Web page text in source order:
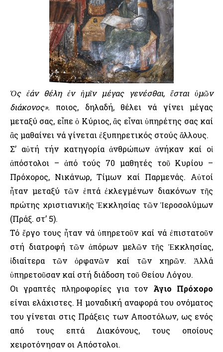
Ὁς ἐάν θέλη ἐν ἡμῖν μέγας γενέσθαι, ἔσται ὑμῶν
διάκονος». Ὅποιος, δηλαδή, θέλει νά γίνει μέγας
μεταξύ σας, εἶπε ὁ Κύριος, ἂς εἶναι ὑπηρέτης σας καί
ἂς μαθαίνει νά γίνεται ἐξυπηρετικός στούς ἄλλους.
Σ’ αὐτή τήν κατηγορία ἀνθρώπων ἀνήκαν καί οἱ
ἀπόστολοι – ἀπό τούς 70 μαθητές τοῦ Κυρίου –
Πρόχορος, Νικάνωρ, Τίμων καί Παρμενάς. Αὐτοί
ἦταν μεταξύ τῶν ἑπτά ἐκλεγμένων διακόνων τῆς
πρώτης χριστιανικῆς Ἐκκλησίας τῶν Ἱεροσολύμων
(Πράξ. στ’ 5).
Τό ἔργο τους ἦταν νά ὑπηρετοῦν καί νά ἐπιστατοῦν
στή διατροφή τῶν ἀπόρων μελῶν τῆς Ἐκκλησίας,
ἰδιαίτερα τῶν ὀρφανῶν καί τῶν χηρῶν. Ἀλλά
ὑπηρετοῦσαν καί στή διάδοση τοῦ Θείου Λόγου.
Οι γραπτές πληροφορίες για τον Άγιο Πρόχορο
είναι ελάχιστες. Η μοναδική αναφορά του ονόματος
του γίνεται στις Πράξεις των Αποστόλων, ως ενός
από τους επτά Διακόνους, τους οποίους
χειροτόνησαν οι Απόστολοι.